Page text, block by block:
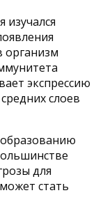
организм
экспрессию
слоев
для
стать